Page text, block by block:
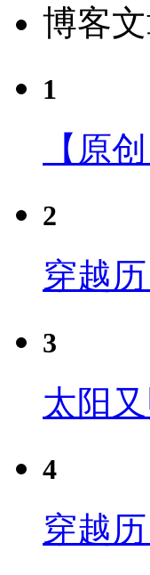
博客
1
【原
2
穿越
3
太阳
4
穿越